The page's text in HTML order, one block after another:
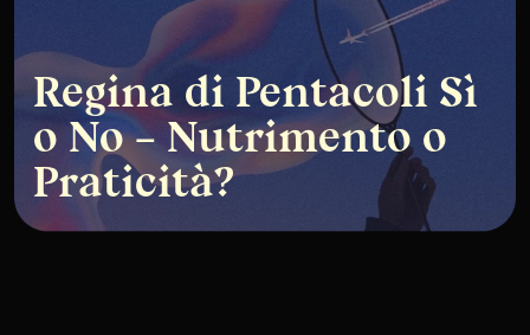
Regina di Pentacoli Sì
o No – Nutrimento o
Praticità?